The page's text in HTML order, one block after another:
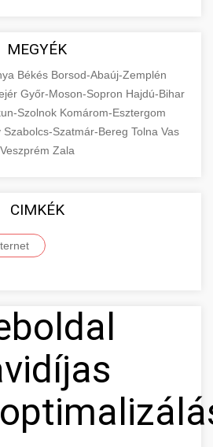
MEGYÉK
Békés Borsod-Abaúj-Zemplén
Győr-Moson-Sopron Hajdú-Bihar
Szolnok Komárom-Esztergom
Szabolcs-Szatmár-Bereg Tolna Vas
Veszprém Zala
CIMKÉK